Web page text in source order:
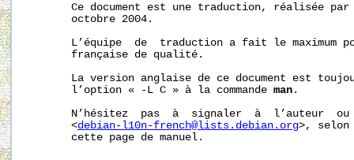
Ce document est une traduction, réalisée
       octobre 2004.
L’équipe  de  traduction a fait le maximum
       française de qualité.
La version anglaise de ce document est
       l’option « -L C » à la commande
man .
N’hésitez  pas  à  signaler  à  l’auteur
       <
debian-l10n-french@lists.debian.org>,